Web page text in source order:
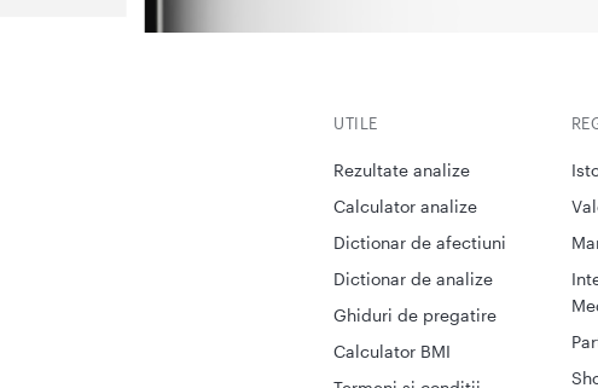
UTILE
Rezultate analize
Calculator analize
Dictionar de afectiuni
Dictionar de analize
Ghiduri de pregatire
Calculator BMI